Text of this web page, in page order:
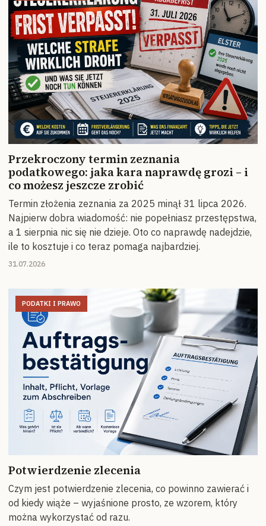
Przekroczony termin zeznania
podatkowego: jaka kara naprawdę grozi – i
co możesz jeszcze zrobić
Termin złożenia zeznania za 2025 minął 31 lipca 2026.
Najpierw dobra wiadomość: nie popełniasz przestępstwa,
a 1 sierpnia nic się nie dzieje. Oto co naprawdę nadejdzie,
ile to kosztuje i co teraz pomaga najbardziej.
31.07.2026
PODATKI I PRAWO
Potwierdzenie zlecenia
Czym jest potwierdzenie zlecenia, co powinno zawierać i
od kiedy wiąże – wyjaśnione prosto, ze wzorem, który
można wykorzystać od razu.